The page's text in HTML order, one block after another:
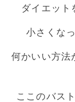
ダイエット
小さくな
何かいい方法
ここのバス